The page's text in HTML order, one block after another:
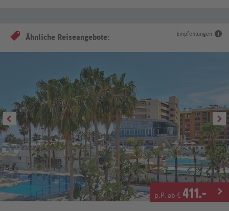
Empfehlungen
Ähnliche Reiseangebote:
p.P. ab € 411.-